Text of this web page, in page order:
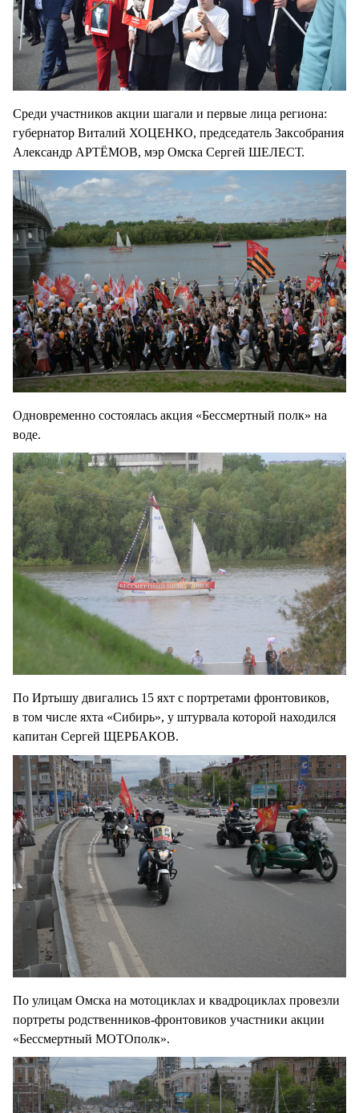
Среди участников акции шагали и первые лица региона:
губернатор Виталий ХОЦЕНКО, председатель Заксобрания
Александр АРТЁМОВ, мэр Омска Сергей ШЕЛЕСТ.
Одновременно состоялась акция «Бессмертный полк» на
воде.
По Иртышу двигались 15 яхт с портретами фронтовиков,
в том числе яхта «Сибирь», у штурвала которой находился
капитан Сергей ЩЕРБАКОВ.
По улицам Омска на мотоциклах и квадроциклах провезли
портреты родственников-фронтовиков участники акции
«Бессмертный МОТОполк».